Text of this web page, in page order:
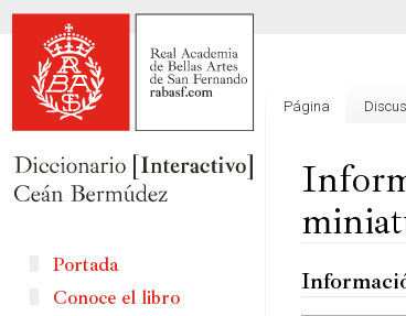
Ir
Ir
Página
Portada
Conoce el libro